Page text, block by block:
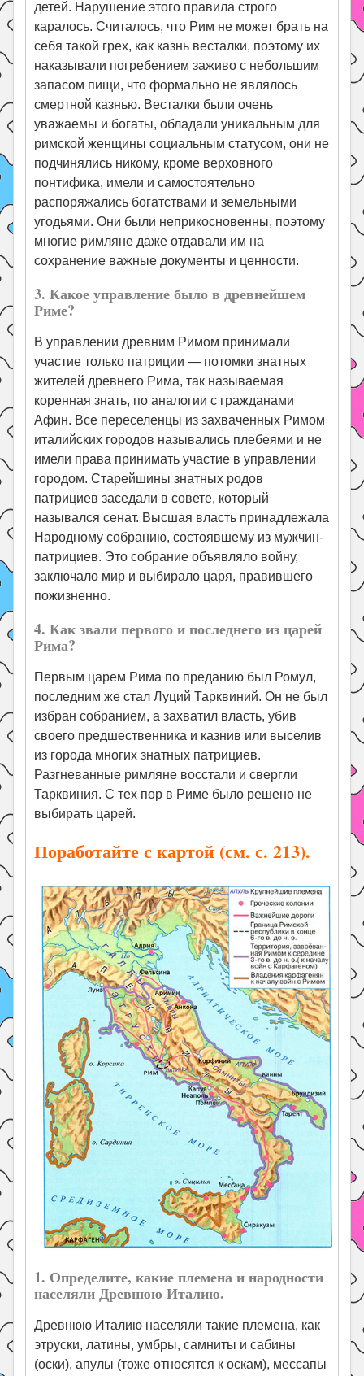
детей. Нарушение этого правила строго
каралось. Считалось, что Рим не может брать на
себя такой грех, как казнь весталки, поэтому их
наказывали погребением заживо с небольшим
запасом пищи, что формально не являлось
смертной казнью. Весталки были очень
уважаемы и богаты, обладали уникальным для
римской женщины социальным статусом, они не
подчинялись никому, кроме верховного
понтифика, имели и самостоятельно
распоряжались богатствами и земельными
угодьями. Они были неприкосновенны, поэтому
многие римляне даже отдавали им на
сохранение важные документы и ценности.
3. Какое управление было в древнейшем
Риме?
В управлении древним Римом принимали
участие только патриции — потомки знатных
жителей древнего Рима, так называемая
коренная знать, по аналогии с гражданами
Афин. Все переселенцы из захваченных Римом
италийских городов назывались плебеями и не
имели права принимать участие в управлении
городом. Старейшины знатных родов
патрициев заседали в совете, который
назывался сенат. Высшая власть принадлежала
Народному собранию, состоявшему из мужчин-
патрициев. Это собрание объявляло войну,
заключало мир и выбирало царя, правившего
пожизненно.
4. Как звали первого и последнего из царей
Рима?
Первым царем Рима по преданию был Ромул,
последним же стал Луций Тарквиний. Он не был
избран собранием, а захватил власть, убив
своего предшественника и казнив или выселив
из города многих знатных патрициев.
Разгневанные римляне восстали и свергли
Тарквиния. С тех пор в Риме было решено не
выбирать царей.
Поработайте с картой (см. с. 213).
1. Определите, какие племена и народности
населяли Древнюю Италию.
Древнюю Италию населяли такие племена, как
этруски, латины, умбры, самниты и сабины
(оски), апулы (тоже относятся к оскам), мессапы